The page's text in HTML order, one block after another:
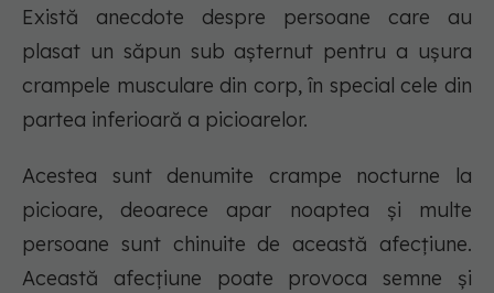
Există anecdote despre persoane care au
plasat un săpun sub așternut pentru a ușura
crampele musculare din corp, în special cele din
partea inferioară a picioarelor.
Acestea sunt denumite crampe nocturne la
picioare, deoarece apar noaptea și multe
persoane sunt chinuite de această afecțiune.
Această afecțiune poate provoca semne și